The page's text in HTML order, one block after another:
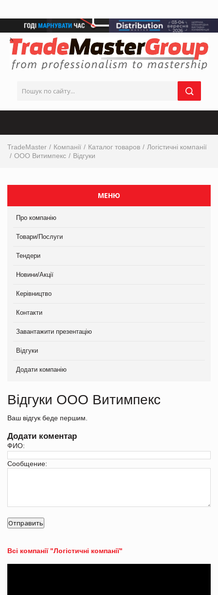
TradeMaster Компанії Каталог товаров
Логістичні компанії
ООО Витимпекс
Відгуки
МЕНЮ
Про компанію
Товари/Послуги
Тендери
Новини/Акції
Керівництво
Контакти
Завантажити презентацію
Відгуки
Додати компанію
Відгуки ООО Витимпекс
Ваш відгук беде першим.
Додати коментар
ФИО:
Сообщение:
Всі компанії "Логістичні компанії"